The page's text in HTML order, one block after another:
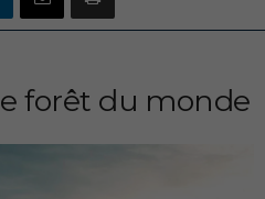
forêt du monde